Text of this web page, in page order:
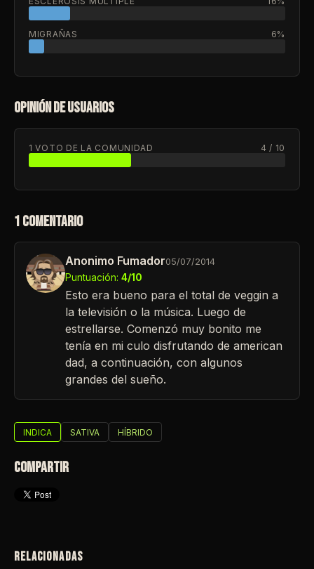
MIGRAÑAS 6%
OPINIÓN DE USUARIOS
1 VOTO DE LA COMUNIDAD 4 / 10
1 COMENTARIO
Anonimo Fumador05/07/2014
Puntuación: 4/10
Esto era bueno para el total de veggin a
la televisión o la música. Luego de
estrellarse. Comenzó muy bonito me
tenía en mi culo disfrutando de american
dad, a continuación, con algunos
grandes del sueño.
INDICA SATIVA HÍBRIDO
COMPARTIR
RELACIONADAS